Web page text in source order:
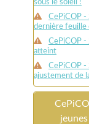
sous le soleil !
CePiCOP
dernière feuille
CePiCOP
atteint
CePiCOP
ajustement de